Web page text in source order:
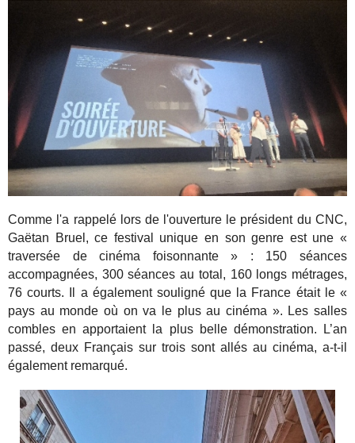
Comme l'a rappelé lors de l'ouverture le président du CNC,
Gaëtan Bruel, ce festival unique en son genre est une «
traversée de cinéma foisonnante » : 150 séances
accompagnées, 300 séances au total, 160 longs métrages,
76 courts. Il a également souligné que la France était le «
pays au monde où on va le plus au cinéma ». Les salles
combles en apportaient la plus belle démonstration. L’an
passé, deux Français sur trois sont allés au cinéma, a-t-il
également remarqué.